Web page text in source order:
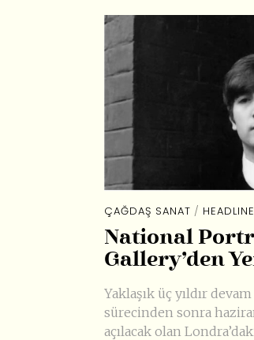
ÇAĞDAŞ SANAT / HEADLINE
National
Gallery’den
Yaklaşık üç yıldır
sürecinden sonra
açılacak olan